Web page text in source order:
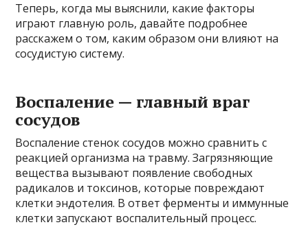
Теперь, когда мы выяснили, какие факторы
играют главную роль, давайте подробнее
расскажем о том, каким образом они влияют на
сосудистую систему.
Воспаление — главный враг
сосудов
Воспаление стенок сосудов можно сравнить с
реакцией организма на травму. Загрязняющие
вещества вызывают появление свободных
радикалов и токсинов, которые повреждают
клетки эндотелия. В ответ ферменты и иммунные
клетки запускают воспалительный процесс.